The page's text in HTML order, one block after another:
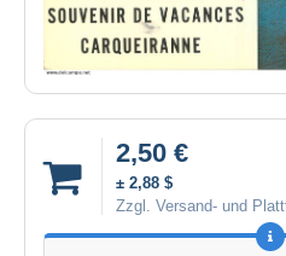
2,50 €
± 2,88 $
Zzgl. Versand- und